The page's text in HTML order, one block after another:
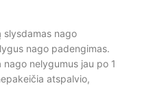
slysdamas nago
nago padengimas.
nelygumus jau po 1
atspalvio,